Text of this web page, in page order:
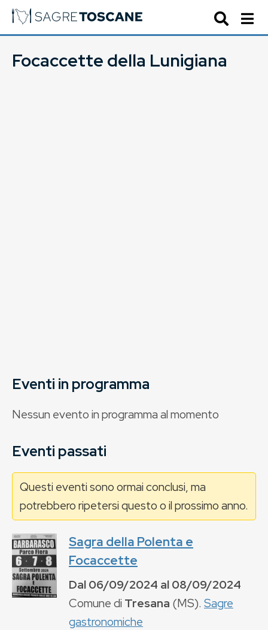
Focaccette della Lunigiana
Eventi in programma
Nessun evento in programma al momento
Eventi passati
Questi eventi sono ormai conclusi, ma
potrebbero ripetersi questo o il prossimo anno.
Sagra della Polenta e
Focaccette
Dal06/09/2024 al08/09/2024
Comune di Tresana (MS). Sagre
gastronomiche